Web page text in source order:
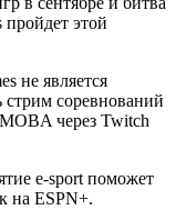
пройдет этой
не является
стрим соревнований
через Twitch
e-sport поможет
на ESPN+.